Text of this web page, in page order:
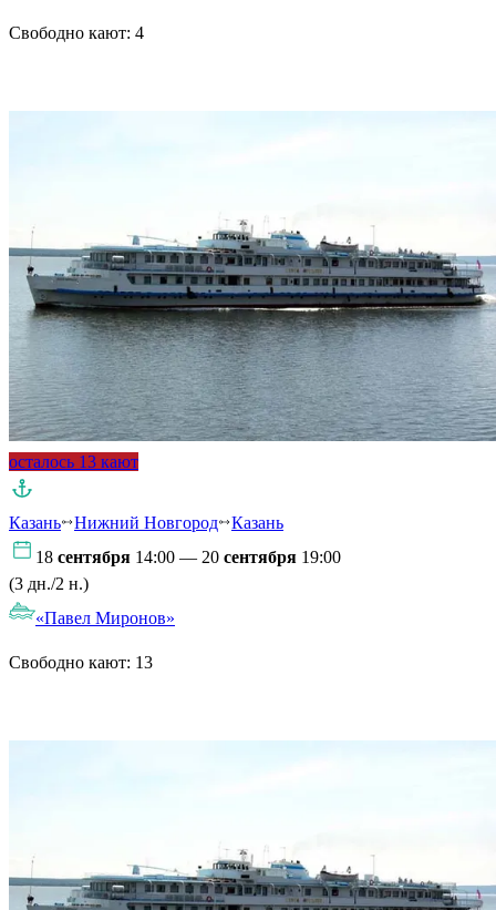
Свободно кают: 4
осталось 13 кают
Казань Нижний Новгород
Казань
18 сентября 14:00 — 20 сентября 19:00
(3 дн./2 н.)
«Павел Миронов»
Свободно кают: 13